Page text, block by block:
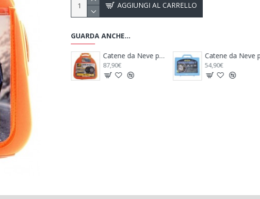
AGGIUNGI AL CARRELLO
GUARDA ANCHE...
109,99€
Catene da Neve per Camper - Cerchi da 14"/15"/16"
87,90€ 54,90€